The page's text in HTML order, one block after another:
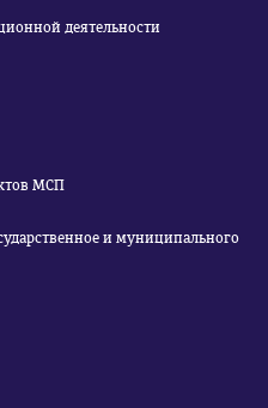
деятельности
МСП
и муниципального